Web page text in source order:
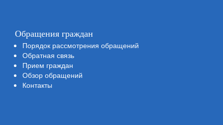
Обращения граждан
Порядок рассмотрения обращений
Обратная связь
Прием граждан
Обзор обращений
Контакты